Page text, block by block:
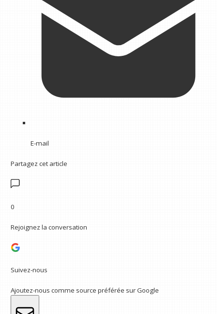
E-mail
Partagez cet article
0
Rejoignez la conversation
Suivez-nous
Ajoutez-nous comme source préférée sur Google